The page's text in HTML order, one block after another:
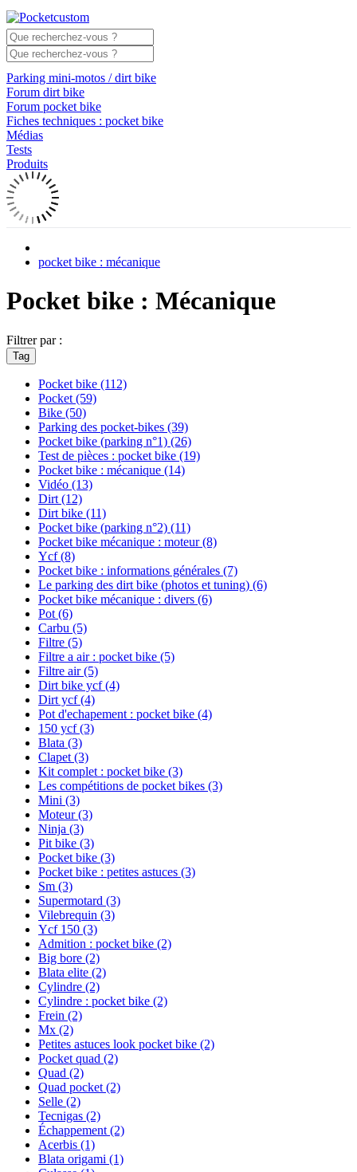
Parking mini-motos / dirt bike
Forum dirt bike
Forum pocket bike
Fiches techniques : pocket bike
Médias
Tests
Produits
pocket bike : mécanique
Pocket bike : Mécanique
Filtrer par :
Tag
Pocket bike (112)
Pocket (59)
Bike (50)
Parking des pocket-bikes (39)
Pocket bike (parking n°1) (26)
Test de pièces : pocket bike (19)
Pocket bike : mécanique (14)
Vidéo (13)
Dirt (12)
Dirt bike (11)
Pocket bike (parking n°2) (11)
Pocket bike mécanique : moteur(8)
Ycf(8)
Pocket bike : informations générales (7)
Le parking des dirt bike (photos et tuning) (6)
Pocket bike mécanique : divers (6)
Pot (6)
Carbu (5)
Filtre (5)
Filtre a air : pocket bike (5)
Filtre air(5)
Dirt bike ycf(4)
Dirt ycf(4)
Pot d'echapement : pocket bike (4)
150 ycf(3)
Blata (3)
Clapet (3)
Kit complet : pocket bike (3)
Les compétitions de pocket bikes (3)
Mini (3)
Moteur(3)
Ninja (3)
Pit bike (3)
Pocket bike (3)
Pocket bike : petites astuces (3)
Sm (3)
Supermotard (3)
Vilebrequin (3)
Ycf 150 (3)
Admition : pocket bike (2)
Big bore (2)
Blata elite (2)
Cylindre (2)
Cylindre : pocket bike (2)
Frein (2)
Mx (2)
Petites astuces look pocket bike (2)
Pocket quad (2)
Quad (2)
Quad pocket (2)
Selle (2)
Tecnigas (2)
Échappement (2)
Acerbis (1)
Blata origami (1)